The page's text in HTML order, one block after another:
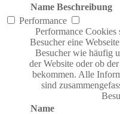
Name Beschreibung
Performance
Performance
Besucher eine
Besucher wie häufig
der Website oder ob
bekommen. Alle
sind
Name